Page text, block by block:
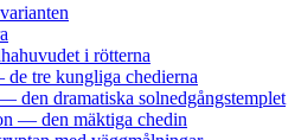
i rötterna
tre kungliga chedierna
den dramatiska solnedgångstemplet
— den mäktiga chedin